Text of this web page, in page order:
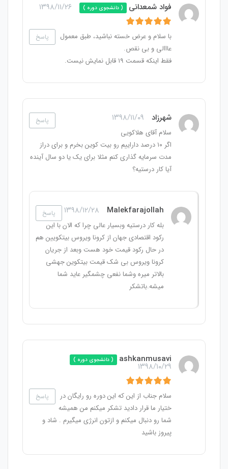
فواد شمعدانی ( دانشجوی دوره ) ۱۳۹۸/۱۱/۲۶
پاسخ
با سلام و عرض خسته نباشید، طبق معمول
عااالی و بی نقص.
فقط اینکه قسمت ۱۹ قابل نمایش نیست.
شهرزاد ۱۳۹۸/۱۱/۰۹ پاسخ
سلام آقای هلاکویی
اگر ۱۰ درصد داراییم رو بیت کوین بخرم و برای دراز
مدت سرمایه گذاری کنم مثلا برای یک یا دو سال آینده
آیا کار درستیه؟
Malekfarajollah ۱۳۹۸/۱۲/۲۸ پاسخ
بله کار درستیه وبسیار عالی چرا که الان با این
رکود اقتصادی جهان از کرونا ویروس بیتکویین هم
در حال رکود قیمت خود هست وبعد از جریان
کرونا ویروس بی شک قیمت بیتکوین جهشی
بالاتر میره وشما نفعی چشمگیر عاید شما
میشه.باتشکر
ashkanmusavi ( دانشجوی دوره )
۱۳۹۸/۱۰/۲۹
پاسخ
سلام جناب از این که این دوره رو رایگان در
ختیار ما قرار دادید تشکر میکنم من همیشه
شما رو دنبال میکنم و ازتون انرژی میگیرم . شاد و
پیروز باشید